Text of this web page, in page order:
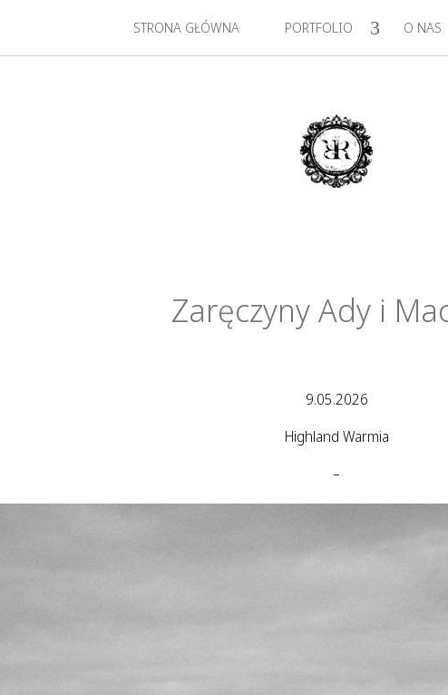
STRONA GŁÓWNA PORTFOLIO O NAS
Zaręczyny Ady i
9.05.2026
Highland Warmia
–